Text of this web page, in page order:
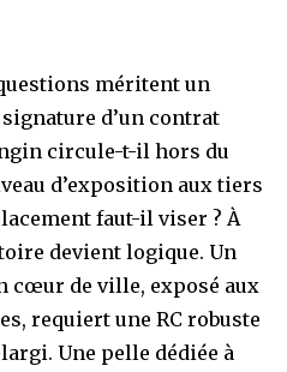
méritent un
d’un contrat
circule-t-il hors du
d’exposition aux tiers
faut-il viser ? À
devient logique. Un
cœur de ville, exposé aux
requiert une RC robuste
Une pelle dédiée à